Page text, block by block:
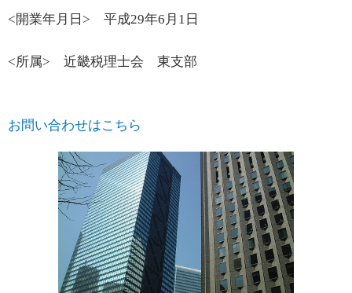
<開業年月日> 平成29年6月1日
<所属> 近畿税理士会 東支部
お問い合わせはこちら